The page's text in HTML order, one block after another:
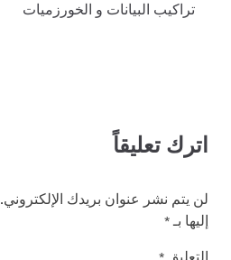
تراكيب البيانات و الخورزميات
اترك تعليقاً
لن يتم نشر عنوان بريدك الإلكتروني.
إليها بـ*